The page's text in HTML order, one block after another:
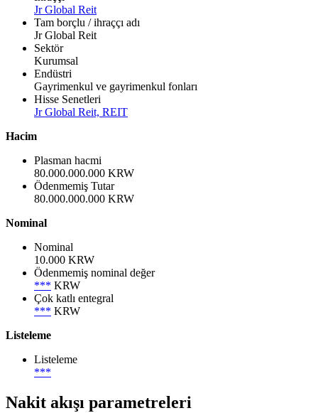
Jr Global Reit
Tam borçlu / ihraççı adı
Jr Global Reit
Sektör
Kurumsal
Endüstri
Gayrimenkul ve gayrimenkul fonları
Hisse Senetleri
Jr Global Reit, REIT
Hacim
Plasman hacmi
80.000.000.000 KRW
Ödenmemiş Tutar
80.000.000.000 KRW
Nominal
Nominal
10.000 KRW
Ödenmemiş nominal değer
*** KRW
Çok katlı entegral
*** KRW
Listeleme
Listeleme
***
Nakit akışı parametreleri